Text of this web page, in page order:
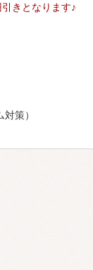
きとなります♪
策）